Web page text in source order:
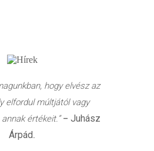
hogy elvész az
elfordul múltjától vagy
értékeit.”– Juhász
Árpád.